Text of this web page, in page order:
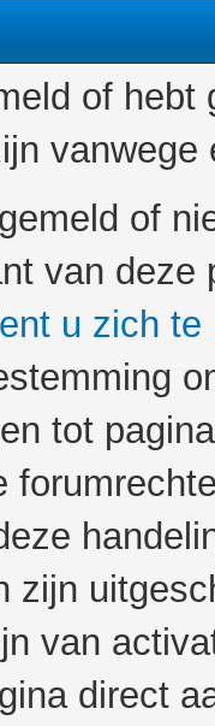
of
of
van
u zich te
tot
zijn
van
direct